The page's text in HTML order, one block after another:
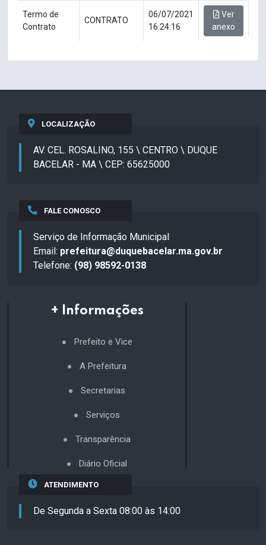
Termo de
Contrato
CONTRATO
06/07/2021
16:24:16
Ver
anexo
LOCALIZAÇÃO
AV. CEL. ROSALINO, 155 \ CENTRO \ DUQUE
BACELAR - MA \ CEP: 65625000
FALE CONOSCO
Serviço de Informação Municipal
Email: prefeitura@duquebacelar.ma.gov.br
Telefone: (98) 98592-0138
+ Informações
Prefeito e Vice
A Prefeitura
Secretarias
Serviços
Transparência
Diário Oficial
ATENDIMENTO
De Segunda a Sexta 08:00 às 14:00